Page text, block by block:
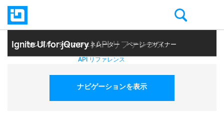
Ignite UI for jQuery| API リファレンス
サンプル テーマ ジェネレーター ページ デザイナー
ヘルプ トピック API リファレンス
ナビゲーションを表示